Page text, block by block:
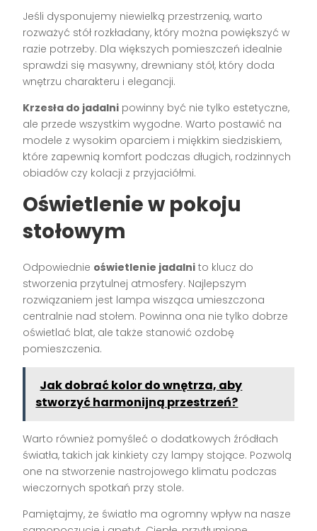
Jeśli dysponujemy niewielką przestrzenią, warto
rozważyć stół rozkładany, który można powiększyć w
razie potrzeby. Dla większych pomieszczeń idealnie
sprawdzi się masywny, drewniany stół, który doda
wnętrzu charakteru i elegancji.
Krzesła do jadalni powinny być nie tylko estetyczne,
ale przede wszystkim wygodne. Warto postawić na
modele z wysokim oparciem i miękkim siedziskiem,
które zapewnią komfort podczas długich, rodzinnych
obiadów czy kolacji z przyjaciółmi.
Oświetlenie w pokoju
stołowym
Odpowiednie oświetlenie jadalni to klucz do
stworzenia przytulnej atmosfery. Najlepszym
rozwiązaniem jest lampa wisząca umieszczona
centralnie nad stołem. Powinna ona nie tylko dobrze
oświetlać blat, ale także stanowić ozdobę
pomieszczenia.
Jak dobrać kolor do wnętrza, aby
stworzyć harmonijną przestrzeń?
Warto również pomyśleć o dodatkowych źródłach
światła, takich jak kinkiety czy lampy stojące. Pozwolą
one na stworzenie nastrojowego klimatu podczas
wieczornych spotkań przy stole.
Pamiętajmy, że światło ma ogromny wpływ na nasze